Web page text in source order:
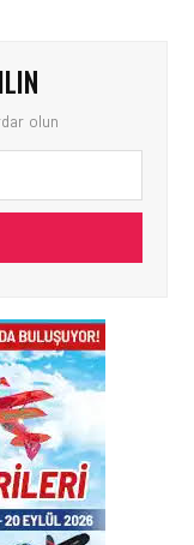
olun